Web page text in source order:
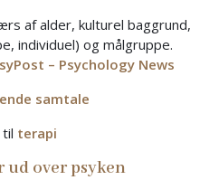
af alder, kulturel baggrund,
individuel) og målgruppe.
– Psychology News
samtale
terapi
ud over psyken